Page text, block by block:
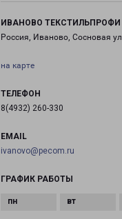
ИВАНОВО ТЕКСТИЛЬПРОФИ
Россия, Иваново, Сосновая
на карте
ТЕЛЕФОН
8(4932) 260-330
EMAIL
ivanovo@pecom.ru
ГРАФИК РАБОТЫ